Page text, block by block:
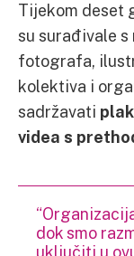
Tijekom deset
su surađivale
fotografa,
kolektiva i
sadržavati
videa s
dok smo
uključiti u